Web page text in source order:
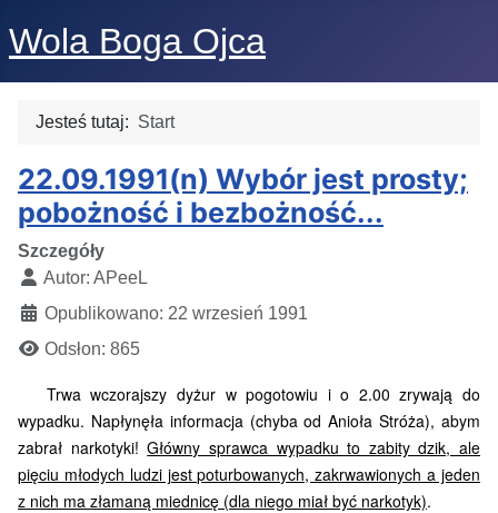
Wola Boga Ojca
Jesteś tutaj: Start
22.09.1991(n) Wybór jest prosty;
pobożność i bezbożność...
Szczegóły
Autor: APeeL
Opublikowano: 22 wrzesień 1991
Odsłon: 865
Trwa wczorajszy dyżur w pogotowiu i o 2.00 zrywają do
wypadku. Napłynęła informacja (chyba od Anioła Stróża), abym
zabrał narkotyki!Główny sprawca wypadku to zabity dzik, ale
pięciu młodych ludzi jest poturbowanych, zakrwawionych a jeden
z nich ma złamaną miednicę (dla niego miał być narkotyk).